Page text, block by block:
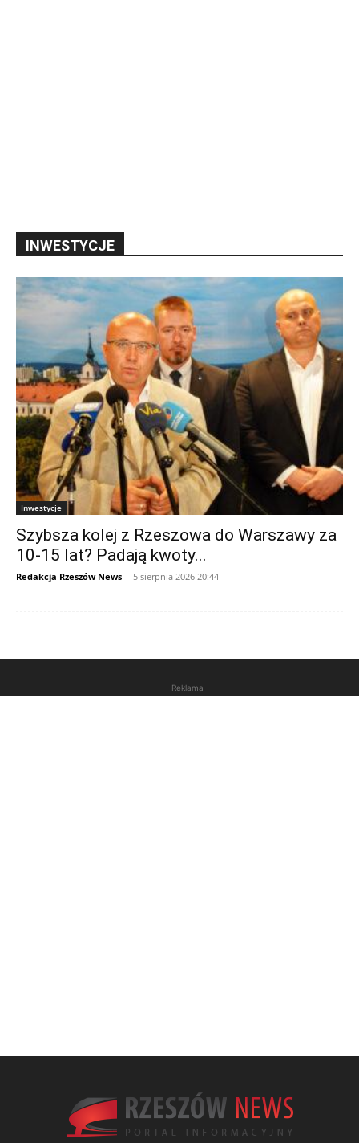
INWESTYCJE
Inwestycje
Szybsza kolej z Rzeszowa do Warszawy za
10-15 lat? Padają kwoty...
Redakcja Rzeszów News - 5 sierpnia 2026 20:44
Reklama